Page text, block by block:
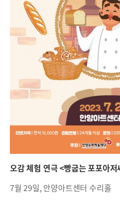
오감 체험 연극 <빵굽는 포포아저
7월 29일, 안양아트센터 수리홀